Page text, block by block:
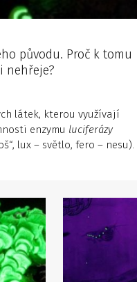
původu. Proč k tomu
nehřeje?
látek, kterou využívají
enzymu luciferázy
lux – světlo, fero – nesu).